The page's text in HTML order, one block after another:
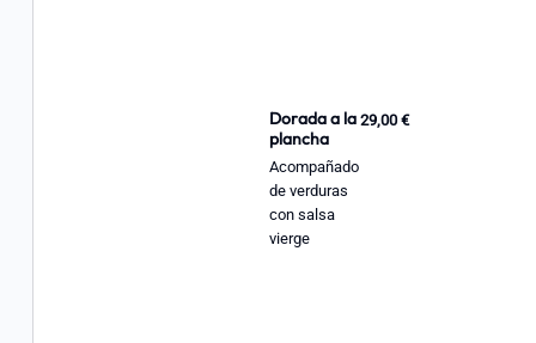
Dorada a la
plancha
Acompañado
de verduras
con salsa
vierge
29,00 €